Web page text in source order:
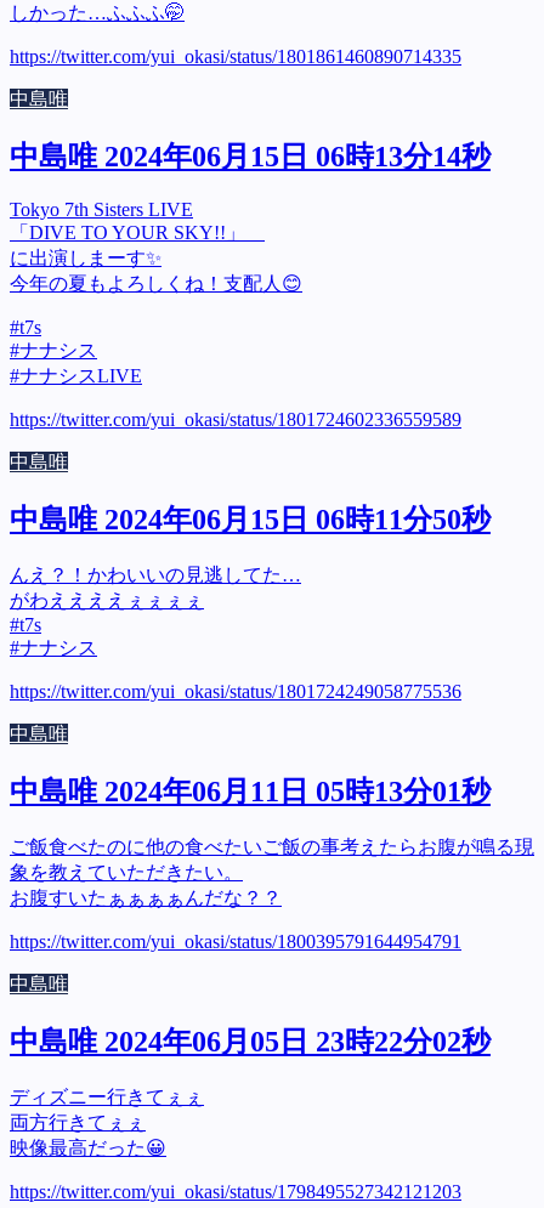
しかった…ふふふ🤭
https://twitter.com/yui_okasi/status/1801861460890714335
中島唯
中島唯 2024年06月15日 06時13分14秒
Tokyo 7th Sisters LIVE
「DIVE TO YOUR SKY!!」
に出演しまーす✨
今年の夏もよろしくね！支配人😊
#t7s
#ナナシス
#ナナシスLIVE
https://twitter.com/yui_okasi/status/1801724602336559589
中島唯
中島唯 2024年06月15日 06時11分50秒
んえ？！かわいいの見逃してた…
がわええええぇぇぇぇ
#t7s
#ナナシス
https://twitter.com/yui_okasi/status/1801724249058775536
中島唯
中島唯 2024年06月11日 05時13分01秒
ご飯食べたのに他の食べたいご飯の事考えたらお腹が鳴る現
象を教えていただきたい。
お腹すいたぁぁぁぁんだな？？
https://twitter.com/yui_okasi/status/1800395791644954791
中島唯
中島唯 2024年06月05日 23時22分02秒
ディズニー行きてぇぇ
両方行きてぇぇ
映像最高だった😀
https://twitter.com/yui_okasi/status/1798495527342121203